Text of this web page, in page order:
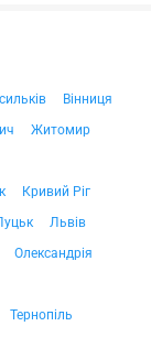
Вінниця
Житомир
Кривий Ріг
Львів
Олександрія
Тернопіль